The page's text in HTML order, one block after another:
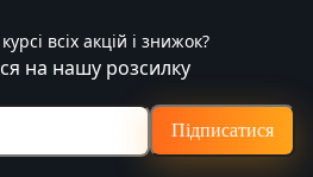
всіх акцій і знижок?
на нашу розсилку
Підписатися